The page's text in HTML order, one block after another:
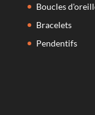
Boucles
Bracelets
Pendentifs